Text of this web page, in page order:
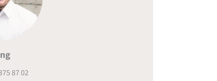
87 02